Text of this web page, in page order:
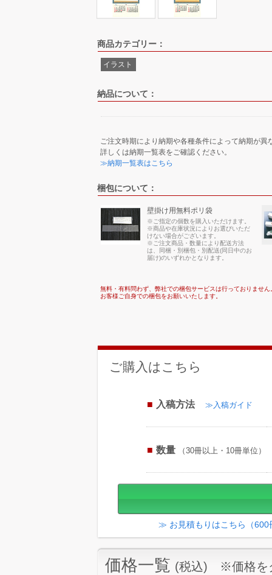
商品カテゴリー：
イラスト
納品について：
ご注文時期により納期や各種条件によって納期が異
詳しくは納期一覧表をご確認ください。
≫納期一覧表はこちら
梱包について：
壁掛け用無料ポリ袋
※ご指定の個数を購入いただけます。
※商品や在庫状況によりお選びいただ
けない場合がございます。
※ご注文商品・数量により配送方法
は、同梱・別梱包・別配送(同日中のお
届け)のいずれかとなります。
無料・有料問わず、弊社での梱包サービスは行っておりません
お客様ご自身での梱包をお願いいたします。
ご購入はこちら
入稿方法 ≫入稿ガイド
数量 （30冊以上・10冊単位）
≫ お見積もりはこちら（600
価格一覧 (税込) ※価格を